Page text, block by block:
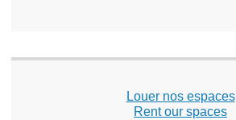
Louer nos espaces
Rent our spaces